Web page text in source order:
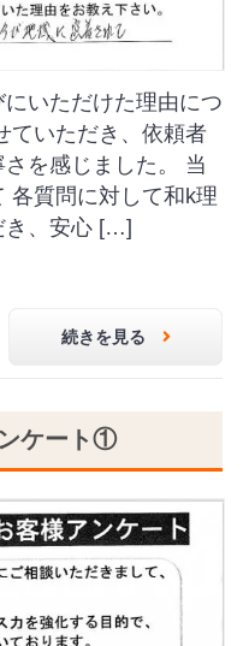
いただけた理由につ
ていただき、依頼者
を感じました。 当
各質問に対して和k理
き、安心 […]
続きを見る
ケート①